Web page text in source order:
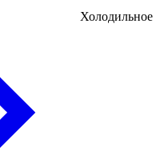
Холодильное